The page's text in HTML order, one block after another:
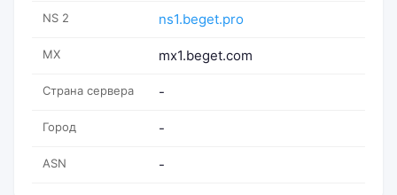
NS 2 ns1.beget.pro
MX mx1.beget.com
Страна сервера -
Город -
ASN -